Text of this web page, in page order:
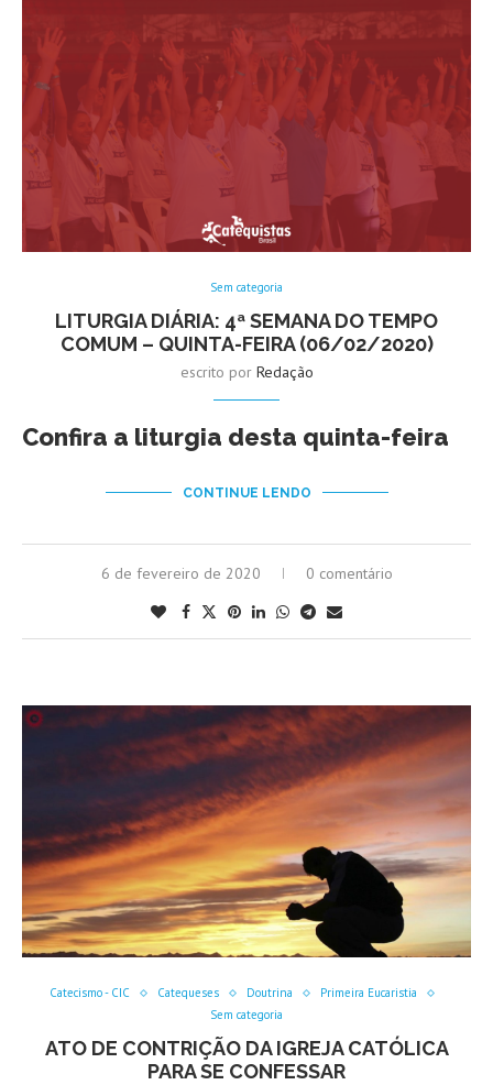
Sem categoria
LITURGIA DIÁRIA: 4ª SEMANA DO TEMPO
COMUM – QUINTA-FEIRA (06/02/2020)
escrito por Redação
Confira a liturgia desta quinta-feira
CONTINUE LENDO
6 de fevereiro de 2020 0 comentário
Catecismo - CIC Catequeses Doutrina
Primeira Eucaristia
Sem categoria
ATO DE CONTRIÇÃO DA IGREJA CATÓLICA
PARA SE CONFESSAR